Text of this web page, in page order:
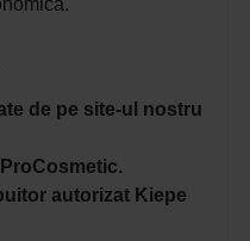
de pe site-ul nostru
autorizat Kiepe